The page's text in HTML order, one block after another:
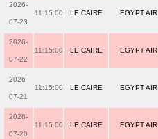
2026-
07-23
11:15:00 LE CAIRE EGYPT AIR
2026-
07-22
11:15:00 LE CAIRE EGYPT AIR
2026-
07-21
11:15:00 LE CAIRE EGYPT AIR
2026-
07-20
11:15:00 LE CAIRE EGYPT AIR